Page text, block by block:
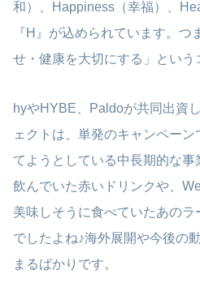
和）、Happiness（幸福）、
『H』が込められています。
せ・健康を大切にする」という
hyやHYBE、Paldoが共同出資
ェクトは、単発のキャンペー
てようとしている中長期的な
飲んでいた赤いドリンクや、
美味しそうに食べていたあの
でしたよね♪海外展開や今後の
まるばかりです。